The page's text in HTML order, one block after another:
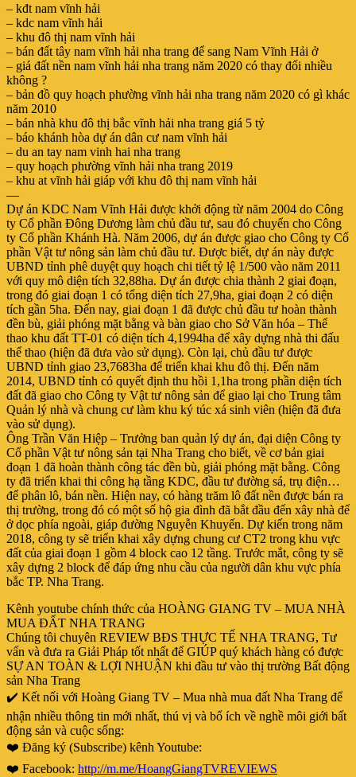
– kđt nam vĩnh hải
– kdc nam vĩnh hải
– khu đô thị nam vĩnh hải
– bán đất tây nam vĩnh hải nha trang để sang Nam Vĩnh Hải ở
– giá đất nền nam vĩnh hải nha trang năm 2020 có thay đổi nhiều
không ?
– bản đồ quy hoạch phường vĩnh hải nha trang năm 2020 có gì khác
năm 2010
– bán nhà khu đô thị bắc vĩnh hải nha trang giá 5 tỷ
– báo khánh hòa dự án dân cư nam vĩnh hải
– du an tay nam vinh hai nha trang
– quy hoạch phường vĩnh hải nha trang 2019
– khu at vĩnh hải giáp với khu đô thị nam vĩnh hải
—
Dự án KDC Nam Vĩnh Hải được khởi động từ năm 2004 do Công
ty Cổ phần Đông Dương làm chủ đầu tư, sau đó chuyển cho Công
ty Cổ phần Khánh Hà. Năm 2006, dự án được giao cho Công ty Cổ
phần Vật tư nông sản làm chủ đầu tư. Được biết, dự án này được
UBND tỉnh phê duyệt quy hoạch chi tiết tỷ lệ 1/500 vào năm 2011
với quy mô diện tích 32,88ha. Dự án được chia thành 2 giai đoạn,
trong đó giai đoạn 1 có tổng diện tích 27,9ha, giai đoạn 2 có diện
tích gần 5ha. Đến nay, giai đoạn 1 đã được chủ đầu tư hoàn thành
đền bù, giải phóng mặt bằng và bàn giao cho Sở Văn hóa – Thể
thao khu đất TT-01 có diện tích 4,1994ha để xây dựng nhà thi đấu
thể thao (hiện đã đưa vào sử dụng). Còn lại, chủ đầu tư được
UBND tỉnh giao 23,7683ha để triển khai khu đô thị. Đến năm
2014, UBND tỉnh có quyết định thu hồi 1,1ha trong phần diện tích
đất đã giao cho Công ty Vật tư nông sản để giao lại cho Trung tâm
Quản lý nhà và chung cư làm khu ký túc xá sinh viên (hiện đã đưa
vào sử dụng).
Ông Trần Văn Hiệp – Trưởng ban quản lý dự án, đại diện Công ty
Cổ phần Vật tư nông sản tại Nha Trang cho biết, về cơ bản giai
đoạn 1 đã hoàn thành công tác đền bù, giải phóng mặt bằng. Công
ty đã triển khai thi công hạ tầng KDC, đầu tư đường sá, trụ điện…
để phân lô, bán nền. Hiện nay, có hàng trăm lô đất nền được bán ra
thị trường, trong đó có một số hộ gia đình đã bắt đầu đến xây nhà để
ở dọc phía ngoài, giáp đường Nguyễn Khuyến. Dự kiến trong năm
2018, công ty sẽ triển khai xây dựng chung cư CT2 trong khu vực
đất của giai đoạn 1 gồm 4 block cao 12 tầng. Trước mắt, công ty sẽ
xây dựng 2 block để đáp ứng nhu cầu của người dân khu vực phía
bắc TP. Nha Trang.
Kênh youtube chính thức của HOÀNG GIANG TV – MUA NHÀ
MUA ĐẤT NHA TRANG
Chúng tôi chuyên REVIEW BĐS THỰC TẾ NHA TRANG, Tư
vấn và đưa ra Giải Pháp tốt nhất để GIÚP quý khách hàng có được
SỰ AN TOÀN & LỢI NHUẬN khi đầu tư vào thị trường Bất động
sản Nha Trang
✔️ Kết nối với Hoàng Giang TV – Mua nhà mua đất Nha Trang để
nhận nhiều thông tin mới nhất, thú vị và bổ ích về nghề môi giới bất
động sản và cuộc sống:
❤️ Đăng ký (Subscribe) kênh Youtube:
❤️ Facebook: http://m.me/HoangGiangTVREVIEWS